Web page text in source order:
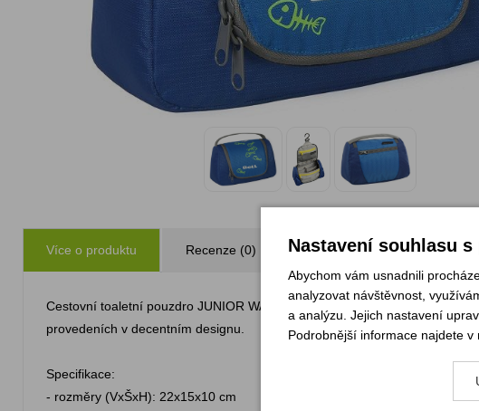
Více o produktu Recenze (0) Zeptejte se
Cestovní toaletní pouzdro JUNIOR WASHBAG nabízí dostatek místa pro
provedeních v decentním designu.
Specifikace:
- rozměry (VxŠxH): 22x15x10 cm
Nastavení souhlasu
Abychom vám usnadnili
analyzovat návštěvnost,
a analýzu. Jejich nastavení
Podrobnější informace najdete v